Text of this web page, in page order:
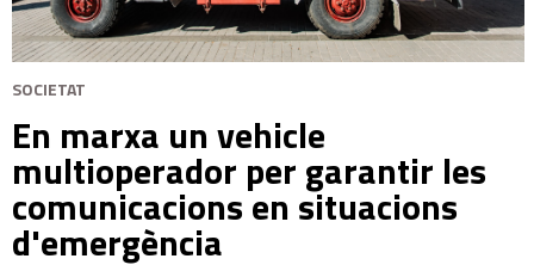
SOCIETAT
En marxa un vehicle
multioperador per garantir les
comunicacions en situacions
d'emergència